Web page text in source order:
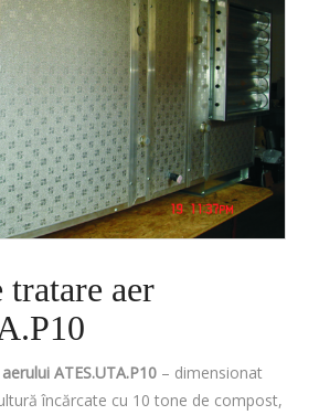
aer
ATES.UTA.P10 – dimensionat
încărcate cu 10 tone de compost,